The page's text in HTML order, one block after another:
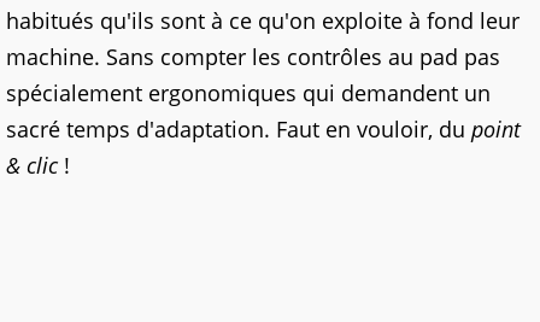
habitués qu'ils sont à ce qu'on exploite à fond leur
machine. Sans compter les contrôles au pad pas
spécialement ergonomiques qui demandent un
sacré temps d'adaptation. Faut en vouloir, du point
& clic !